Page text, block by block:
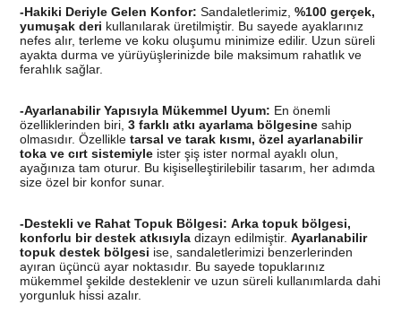
-Hakiki Deriyle Gelen Konfor: Sandaletlerimiz, %100 gerçek,
yumuşak deri kullanılarak üretilmiştir. Bu sayede ayaklarınız
nefes alır, terleme ve koku oluşumu minimize edilir. Uzun süreli
ayakta durma ve yürüyüşlerinizde bile maksimum rahatlık ve
ferahlık sağlar.
-Ayarlanabilir Yapısıyla Mükemmel Uyum: En önemli
özelliklerinden biri, 3 farklı atkı ayarlama bölgesinesahip
olmasıdır. Özellikle tarsal ve tarak kısmı, özel ayarlanabilir
toka ve cırt sistemiyleister şiş ister normal ayaklı olun,
ayağınıza tam oturur. Bu kişiselleştirilebilir tasarım, her adımda
size özel bir konfor sunar.
-Destekli ve Rahat Topuk Bölgesi: Arka topuk bölgesi,
konforlu bir destek atkısıyladizayn edilmiştir. Ayarlanabilir
topuk destek bölgesi ise, sandaletlerimizi benzerlerinden
ayıran üçüncü ayar noktasıdır. Bu sayede topuklarınız
mükemmel şekilde desteklenir ve uzun süreli kullanımlarda dahi
yorgunluk hissi azalır.